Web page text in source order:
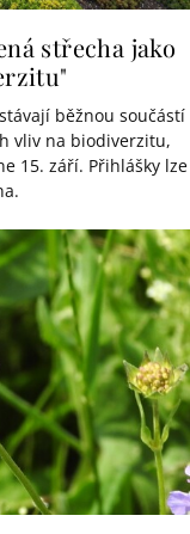
střecha jako
běžnou součástí
vliv na biodiverzitu,
15. září. Přihlášky lze